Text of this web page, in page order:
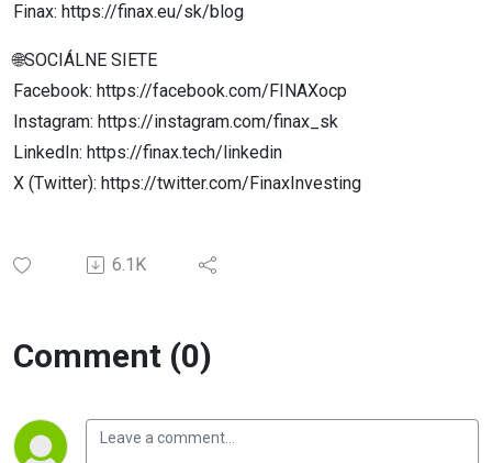
Finax: https://finax.eu/sk/blog
🌐SOCIÁLNE SIETE
Facebook: https://facebook.com/FINAXocp
Instagram: https://instagram.com/finax_sk
LinkedIn: https://finax.tech/linkedin
X (Twitter): https://twitter.com/FinaxInvesting
6.1K
Comment (0)